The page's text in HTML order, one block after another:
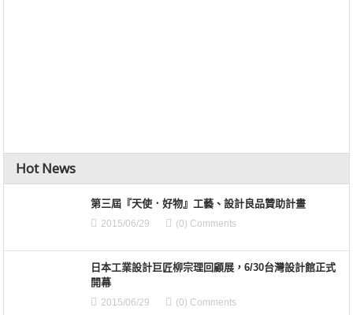
Hot News
第三屆『天使．好物』工藝、設計良品贊助計畫
2015/06/29 (0) Comments
日本工業設計巨匠柳宗理回顧展，6/30台灣設計館正式
開幕
2015/06/29 (0) Comments